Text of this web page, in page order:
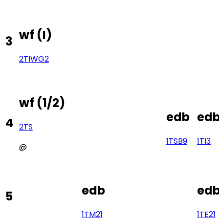
3 wf (I)
2TIWG2
4
wf (1/2)
2TS
@
edb
1TSB9 1TI3
5 edb
1TM21 1TE21